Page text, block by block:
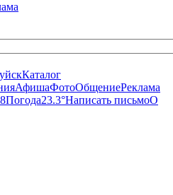
Каталог
АфишаФотоОбщениеРеклама
Погода23.3°Написать письмоО